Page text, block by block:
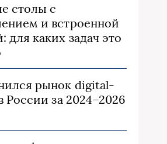
столы с
и встроенной
для каких задач это
рынок digital-
России за 2024–2026